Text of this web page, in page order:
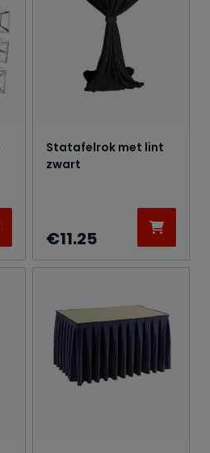
Statafelrok met lint
zwart
€11.25